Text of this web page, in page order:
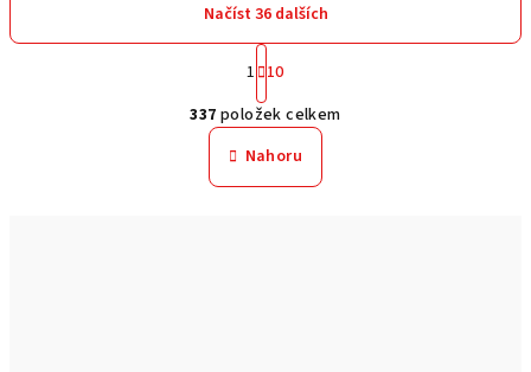
O
v
l
á
Načíst 36 dalších
S
t
r
á
n
k
o
1 10
337 položek celkem
Nahoru